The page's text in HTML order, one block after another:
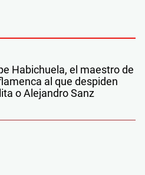
Habichuela, el maestro de
al que despiden
o Alejandro Sanz